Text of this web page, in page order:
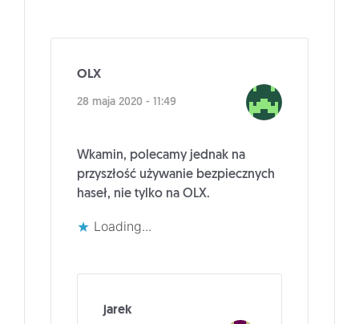
OLX
28 maja 2020 - 11:49
Wkamin, polecamy jednak na
przyszłość używanie bezpiecznych
haseł, nie tylko na OLX.
Loading...
jarek